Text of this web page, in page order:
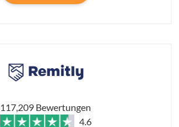
117,209 Bewertungen
4.6